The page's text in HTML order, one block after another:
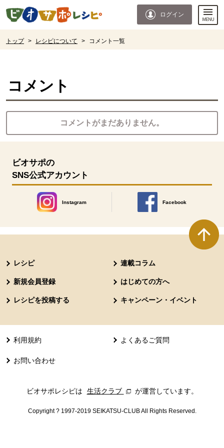
ページの先頭です。
ログイン
トップ > レシピについて > コメント一覧
コメント
コメントがまだありません。
ビオサポの
SNS公式アカウント
Instagram
別のウィンドウで開きます。
Facebook
別のウィンドウで開きます
レシピ 連載コラム
新規会員登録 はじめての方へ
レシピを投稿する キャンペーン・イベント
利用規約 よくあるご質問
お問い合わせ
ビオサポレシピは 生活クラブ 別のウィンドウで開きます。
が運営しています。
Copyright ? 1997-2019 SEIKATSU-CLUB All Rights Reserved.